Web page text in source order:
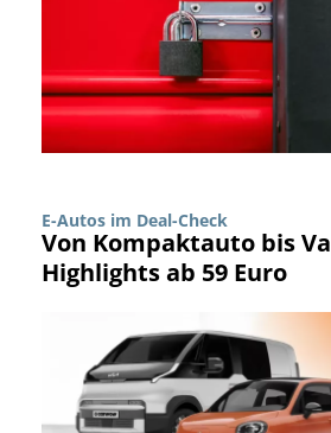
E-Autos im Deal-Check
Von Kompaktauto bis
Highlights ab 59 Euro